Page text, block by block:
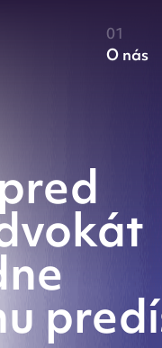
O nás